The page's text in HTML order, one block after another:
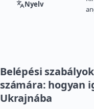
Nyelv
Belépési
számára: hogyan
Ukrajnába